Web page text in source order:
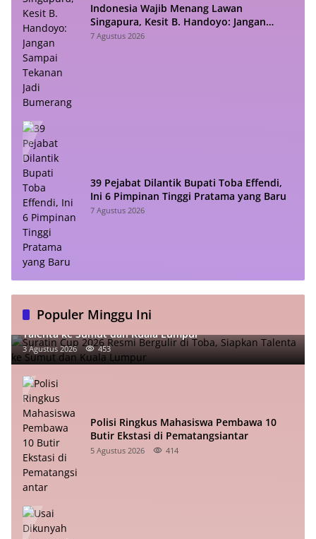
Indonesia Wajib Menang Lawan
Singapura, Kesit B. Handoyo: Jangan
Sampai Tekanan Jadi Bumerang
7 Agustus 2026
39 Pejabat Dilantik Bupati Toba Effendi,
Ini 6 Pimpinan Tinggi Pratama yang Baru
7 Agustus 2026
Populer Minggu Ini
Suratin Cup 2026 Resmi Bergulir di Toba, Siapkan
Talenta ke Sumut dan Kuala Lumpur
3 Agustus 2026 453
Polisi Ringkus Mahasiswa Pembawa 10
Butir Ekstasi di Pematangsiantar
5 Agustus 2026 414